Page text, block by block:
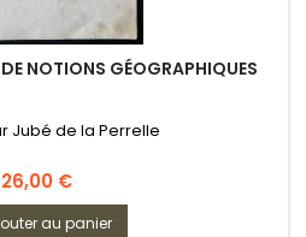
NOTIONS GÉOGRAPHIQUES
Jubé de la Perrelle
Prix
26,00 €
au panier